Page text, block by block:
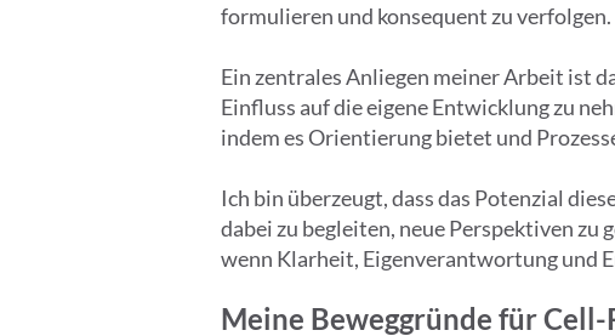
formulieren und konsequent zu verfolgen.
Ein zentrales Anliegen meiner Arbeit ist
Einfluss auf die eigene Entwicklung zu
indem es Orientierung bietet und
Ich bin überzeugt, dass das Potenzial
dabei zu begleiten, neue Perspektiven zu
wenn Klarheit, Eigenverantwortung und
Meine Beweggründe für